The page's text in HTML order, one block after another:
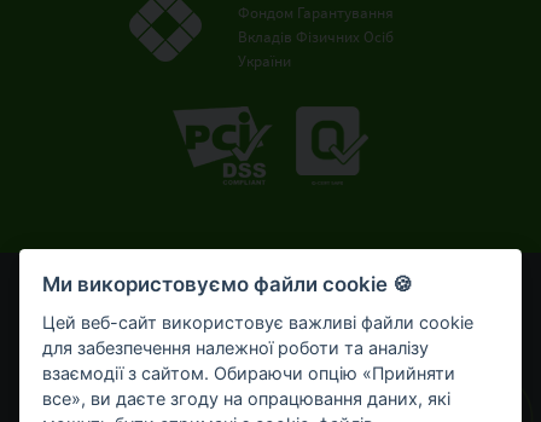
Фондом Гарантування
Вкладів Фізичних Осіб
України
© OTP Bank, 2008-2026. Усі права захищені.
Ліцензія НБУ № 191 від 05.10.2011 р.
Внесено до Державного реєстру банків №273
від 02.03.1998 р.
Умови використання
Ми використовуємо файли cookie 🍪
Цей веб-сайт використовує важливі файли cookie
для забезпечення належної роботи та аналізу
взаємодії з сайтом. Обираючи опцію «Прийняти
все», ви даєте згоду на опрацювання даних, які